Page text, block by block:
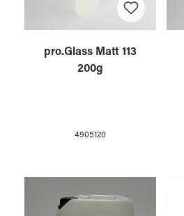
pro.Glass Matt 113
200g
4905120